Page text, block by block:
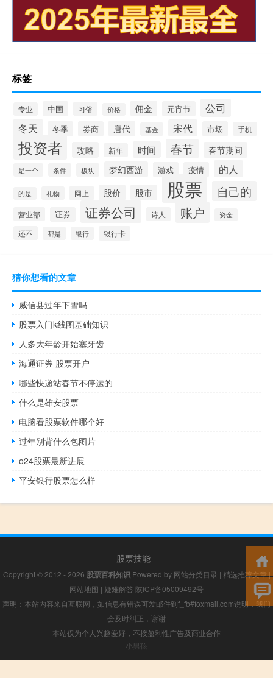
标签
专业 中国 习俗 价格 佣金 元宵节
公司
冬天
冬季 券商 唐代 基金 宋代 市场 手机
投资者 攻略 新年 时间 春节 春节期间
是一个 条件 板块 梦幻西游 游戏 疫情 的人
的是 礼物 网上 股价 股市 股票 自己的
营业部 证券 证券公司 诗人 账户 资金
还不 都是 银行 银行卡
猜你想看的文章
威信县过年下雪吗
股票入门k线图基础知识
人多大年龄开始塞牙齿
海通证券 股票开户
哪些快递站春节不停运的
什么是雄安股票
电脑看股票软件哪个好
过年别背什么包图片
o24股票最新进展
平安银行股票怎么样
股票技能
Copyright © 2012 - 2026 股票百科知识Powered by 网站分类目录 | 精选推荐文章|
网站地图 | 疑难解答 陕ICP备05009492号
声明：本站内容来自互联网，如信息有错误可发邮件到f_fb#foxmail.com说明，我们
会及时纠正，谢谢
本站仅为个人兴趣爱好，不接盈利性广告及商业合作
小男孩